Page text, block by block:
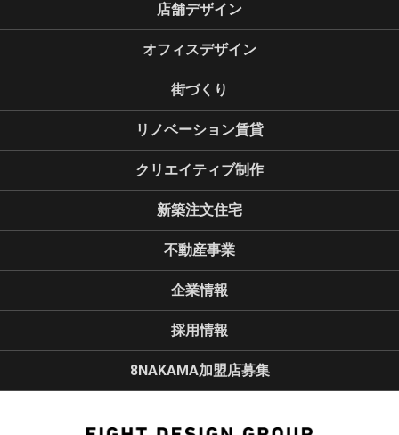
店舗デザイン
オフィスデザイン
街づくり
リノベーション賃貸
クリエイティブ制作
新築注文住宅
不動産事業
企業情報
採用情報
8NAKAMA加盟店募集